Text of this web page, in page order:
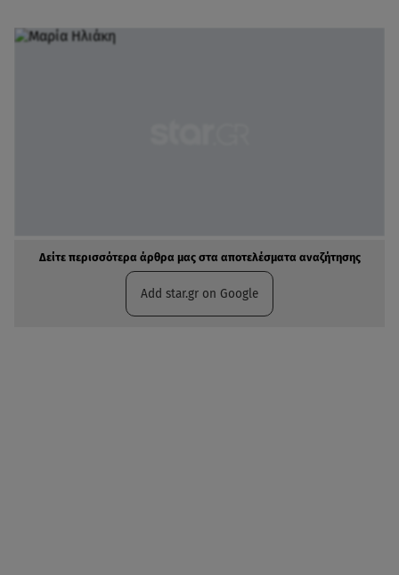
Δείτε περισσότερα άρθρα μας στα αποτελέσματα αναζήτησης
Add star.gr on Google